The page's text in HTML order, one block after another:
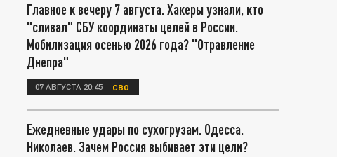
Главное к вечеру 7 августа. Хакеры узнали, кто
"сливал" СБУ координаты целей в России.
Мобилизация осенью 2026 года? "Отравление
Днепра"
07 АВГУСТА 20:45 СВО
Ежедневные удары по сухогрузам. Одесса.
Николаев. Зачем Россия выбивает эти цели?